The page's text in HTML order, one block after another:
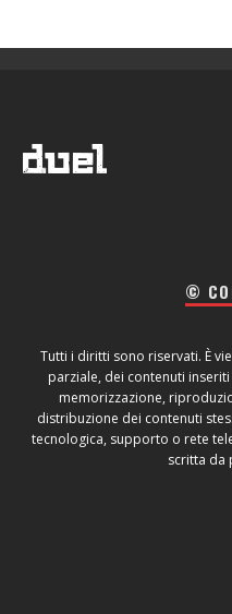
©
Tutti i diritti sono riservati. È
parziale, dei contenuti
memorizzazione,
distribuzione dei contenuti
tecnologica, supporto o rete
scritta da